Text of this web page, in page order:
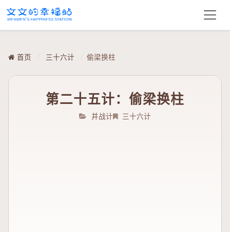
首页 / 三十六计 / 偷梁换柱
第二十五计：偷梁换柱
并战计 三十六计